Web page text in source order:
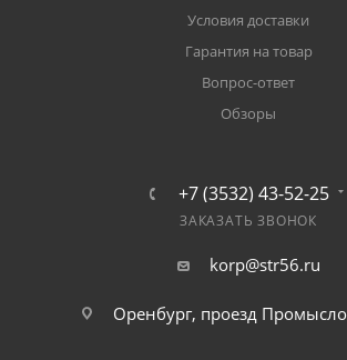
Условия доставки
Гарантия на товар
Вопрос-ответ
Обзоры
+7 (3532) 43-52-25
ЗАКАЗАТЬ ЗВОНОК
korp@str56.ru
Оренбург, проезд